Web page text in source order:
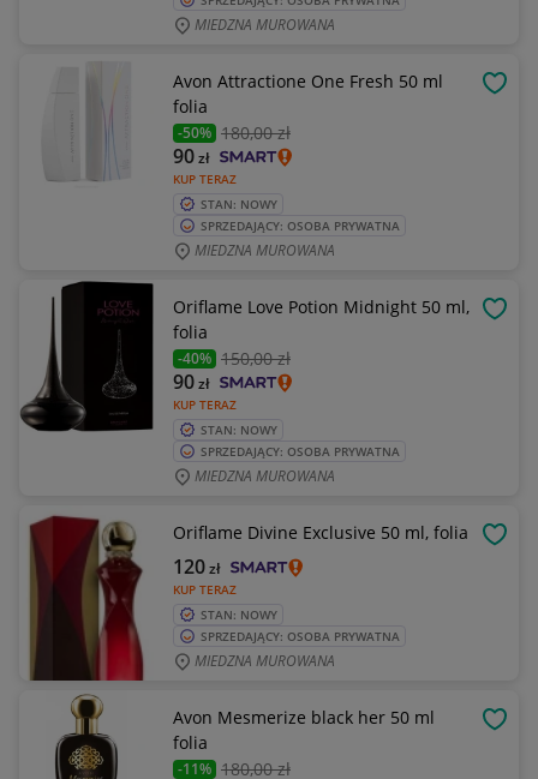
MIEDZNA MUROWANA
Avon Attractione One Fresh 50 ml
folia
-50% 180,00 zł
KUP TERAZ
90zł
STAN: NOWY
SPRZEDAJĄCY: OSOBA PRYWATNA
MIEDZNA MUROWANA
Oriflame Love Potion Midnight 50 ml,
folia
-40% 150,00 zł
KUP TERAZ
90zł
STAN: NOWY
SPRZEDAJĄCY: OSOBA PRYWATNA
MIEDZNA MUROWANA
Oriflame Divine Exclusive 50 ml, folia
KUP TERAZ
120zł
STAN: NOWY
SPRZEDAJĄCY: OSOBA PRYWATNA
MIEDZNA MUROWANA
Avon Mesmerize black her 50 ml
folia
-11% 180,00 zł